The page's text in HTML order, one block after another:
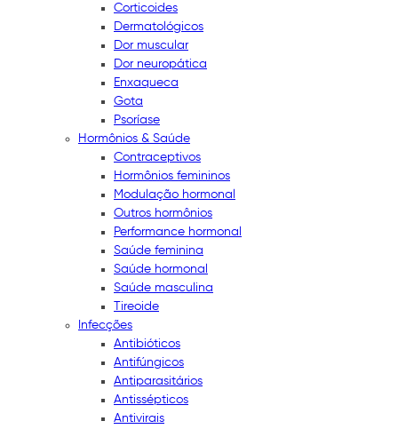
Corticoides
Dermatológicos
Dor muscular
Dor neuropática
Enxaqueca
Gota
Psoríase
Hormônios & Saúde
Contraceptivos
Hormônios femininos
Modulação hormonal
Outros hormônios
Performance hormonal
Saúde feminina
Saúde hormonal
Saúde masculina
Tireoide
Infecções
Antibióticos
Antifúngicos
Antiparasitários
Antissépticos
Antivirais